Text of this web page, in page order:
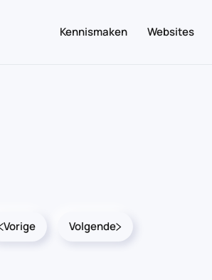
Kennismaken Websites
Vorige Volgende